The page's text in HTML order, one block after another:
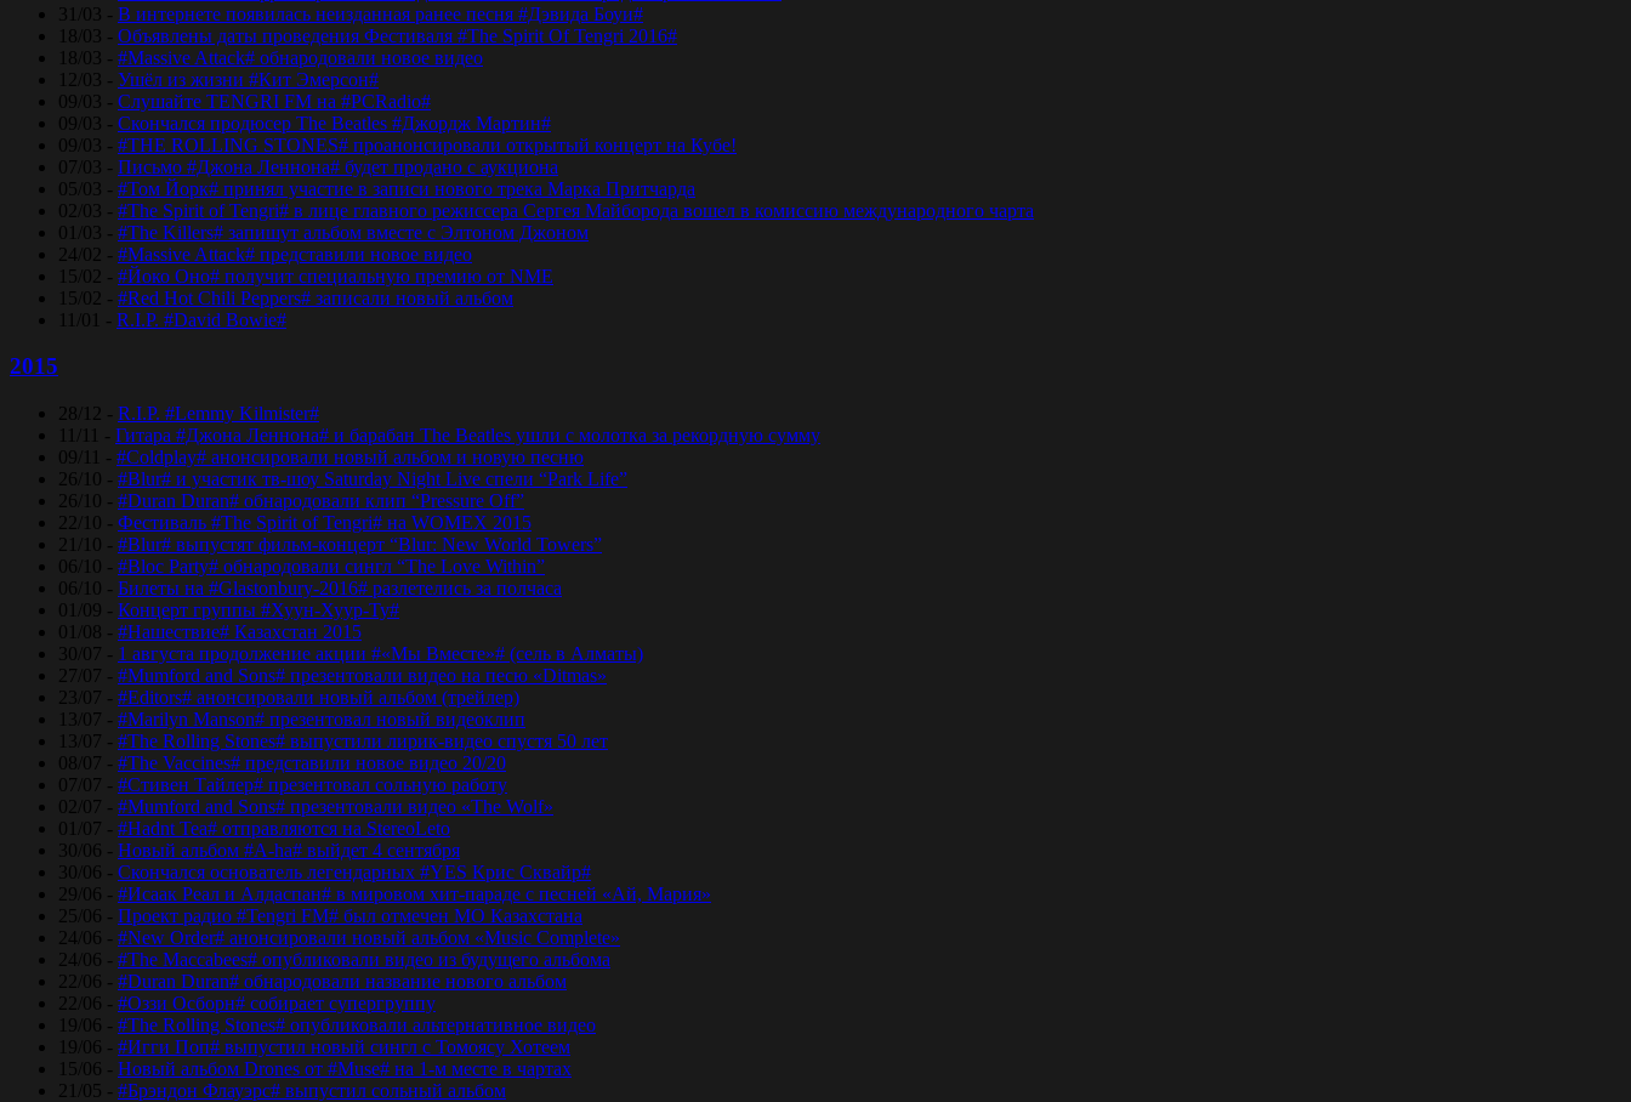
31/03 - В интернете появилась неизданная ранее песня #Дэвида Боуи#
18/03 - Объявлены даты проведения Фестиваля #The Spirit Of Tengri 2016#
18/03 - #Massive Attack# обнародовали новое видео
12/03 - Ушёл из жизни #Кит Эмерсон#
09/03 - Слушайте TENGRI FM на #PCRadio#
09/03 - Скончался продюсер The Beatles #Джордж Мартин#
09/03 - #THE ROLLING STONES# проанонсировали открытый концерт на Кубе!
07/03 - Письмо #Джона Леннона# будет продано с аукциона
05/03 - #Том Йорк# принял участие в записи нового трека Марка Притчарда
02/03 - #The Spirit of Tengri# в лице главного режиссера Сергея Майборода вошел в комиссию международного чарта
01/03 - #The Killers# запишут альбом вместе с Элтоном Джоном
24/02 - #Massive Attack# представили новое видео
15/02 - #Йоко Оно# получит специальную премию от NME
15/02 - #Red Hot Chili Peppers# записали новый альбом
11/01 - R.I.P. #David Bowie#
2015
28/12 - R.I.P. #Lemmy Kilmister#
11/11 - Гитара #Джона Леннона# и барабан The Beatles ушли с молотка за рекордную сумму
09/11 - #Coldplay# анонсировали новый альбом и новую песню
26/10 - #Blur# и участик тв-шоу Saturday Night Live спели “Park Life”
26/10 - #Duran Duran# обнародовали клип “Pressure Off”
22/10 - Фестиваль #The Spirit of Tengri# на WOMEX 2015
21/10 - #Blur# выпустят фильм-концерт “Blur: New World Towers”
06/10 - #Bloc Party# обнародовали сингл “The Love Within”
06/10 - Билеты на #Glastonbury-2016# разлетелись за полчаса
01/09 - Концерт группы #Хуун-Хуур-Ту#
01/08 - #Нашествие# Казахстан 2015
30/07 - 1 августа продолжение акции #«Мы Вместе»# (сель в Алматы)
27/07 - #Mumford and Sons# презентовали видео на песю «Ditmas»
23/07 - #Editors# анонсировали новый альбом (трейлер)
13/07 - #Marilyn Manson# презентовал новый видеоклип
13/07 - #The Rolling Stones# выпустили лирик-видео спустя 50 лет
08/07 - #The Vaccines# представили новое видео 20/20
07/07 - #Стивен Тайлер# презентовал сольную работу
02/07 - #Mumford and Sons# презентовали видео «The Wolf»
01/07 - #Hadnt Tea# отправляются на StereoLeto
30/06 - Новый альбом #A-ha# выйдет 4 сентября
30/06 - Скончался основатель легендарных #YES Крис Сквайр#
29/06 - #Исаак Реал и Алдаспан# в мировом хит-параде с песней «Ай, Мария»
25/06 - Проект радио #Tengri FM# был отмечен МО Казахстана
24/06 - #New Order# анонсировали новый альбом «Music Complete»
24/06 - #The Maccabees# опубликовали видео из будущего альбома
22/06 - #Duran Duran# обнародовали название нового альбом
22/06 - #Оззи Осборн# собирает супергруппу
19/06 - #The Rolling Stones# опубликовали альтернативное видео
19/06 - #Игги Поп# выпустил новый сингл с Томоясу Хотеем
15/06 - Новый альбом Drones от #Muse# на 1-м месте в чартах
21/05 - #Брэндон Флауэрс# выпустил сольный альбом